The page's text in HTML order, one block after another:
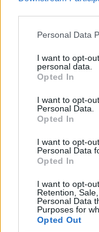
Personal Data
I want to opt-
personal data.
Opted In
I want to opt-
Personal Data.
Opted In
I want to opt-
Personal Data
Opted In
I want to opt-
Retention,
Personal Data
Purposes for
Opted Out
Hozzászólások